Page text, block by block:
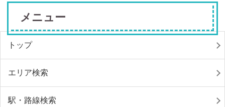
メニュー
トップ
エリア検索
駅・路線検索